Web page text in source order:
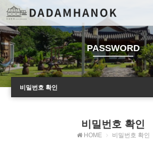
PASSWORD
비밀번호 확인
비밀번호 확인
HOME 비밀번호 확인